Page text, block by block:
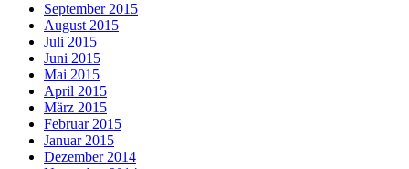
September 2015
August 2015
Juli 2015
Juni 2015
Mai 2015
April 2015
März 2015
Februar 2015
Januar 2015
Dezember 2014